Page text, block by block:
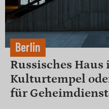
Berlin
Russisches Haus
Kulturtempel
für